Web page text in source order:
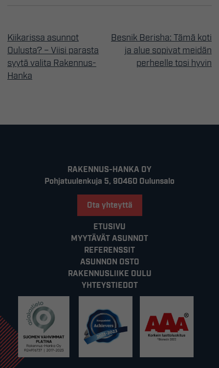
Artikkelien
selaus
Kiikarissa asunnot
Oulusta? – Viisi parasta
syytä valita Rakennus-
Hanka
Besnik Berisha: Tämä koti
ja alue sopivat meidän
perheelle tosi hyvin
RAKENNUS-HANKA OY
Pohjatuulenkuja 5, 90460 Oulunsalo
Ota yhteyttä
ETUSIVU
MYYTÄVÄT ASUNNOT
REFERENSSIT
ASUNNON OSTO
RAKENNUSLIIKE OULU
YHTEYSTIEDOT